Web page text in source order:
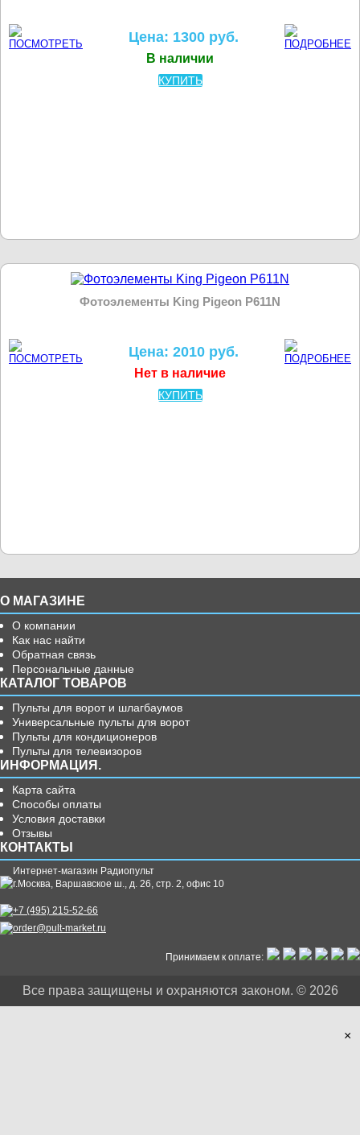
Цена: 1300 руб.
В наличии
КУПИТЬ
Фотоэлементы King Pigeon P611N
Цена: 2010 руб.
Нет в наличие
КУПИТЬ
О МАГАЗИНЕ
О компании
Как нас найти
Обратная связь
Персональные данные
КАТАЛОГ ТОВАРОВ
Пульты для ворот и шлагбаумов
Универсальные пульты для ворот
Пульты для кондиционеров
Пульты для телевизоров
ИНФОРМАЦИЯ.
Карта сайта
Способы оплаты
Условия доставки
Отзывы
КОНТАКТЫ
Интернет-магазин Радиопульт
г.Москва, Варшавское ш., д. 26, стр. 2, офис 10
+7 (495) 215-52-66
order@pult-market.ru
Принимаем к оплате:
Все права защищены и охраняются законом. © 2026
×